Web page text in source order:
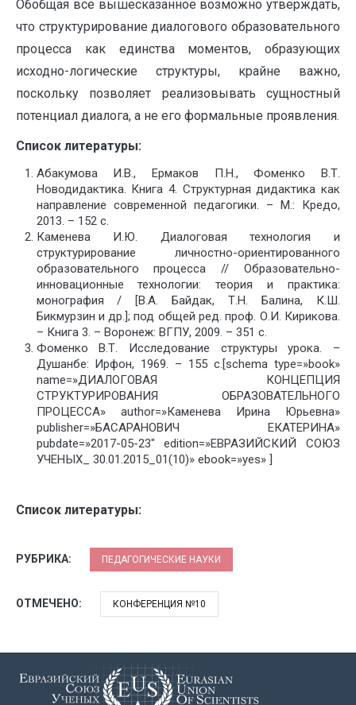
Обобщая все вышесказанное возможно утверждать,
что структурирование диалогового образовательного
процесса как единства моментов, образующих
исходно-логические структуры, крайне важно,
поскольку позволяет реализовывать сущностный
потенциал диалога, а не его формальные проявления.
Список литературы:
Абакумова И.В., Ермаков П.Н., Фоменко В.Т.
Новодидактика. Книга 4. Структурная дидактика как
направление современной педагогики. – М.: Кредо,
2013. – 152 с.
Каменева И.Ю. Диалоговая технология и
структурирование личностно-ориентированного
образовательного процесса // Образовательно-
инновационные технологии: теория и практика:
монография / [В.А. Байдак, Т.Н. Балина, К.Ш.
Бикмурзин и др.]; под общей ред. проф. О.И. Кирикова.
– Книга 3. – Воронеж: ВГПУ, 2009. – 351 с.
Фоменко В.Т. Исследование структуры урока. –
Душанбе: Ирфон, 1969. – 155 с.[schema type=»book»
name=»ДИАЛОГОВАЯ КОНЦЕПЦИЯ
СТРУКТУРИРОВАНИЯ ОБРАЗОВАТЕЛЬНОГО
ПРОЦЕССА» author=»Каменева Ирина Юрьевна»
publisher=»БАСАРАНОВИЧ ЕКАТЕРИНА»
pubdate=»2017-05-23″ edition=»ЕВРАЗИЙСКИЙ СОЮЗ
УЧЕНЫХ_ 30.01.2015_01(10)» ebook=»yes» ]
Список литературы:
РУБРИКА: ПЕДАГОГИЧЕСКИЕ НАУКИ
ОТМЕЧЕНО: КОНФЕРЕНЦИЯ №10